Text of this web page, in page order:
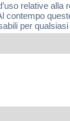
relative
contempo
per